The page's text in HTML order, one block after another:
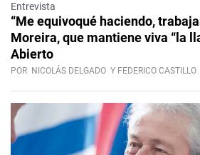
Entrevista
“Me equivoqué haciendo,
Moreira, que mantiene viva “la
Abierto
POR NICOLÁS DELGADO Y FEDERICO CASTILLO